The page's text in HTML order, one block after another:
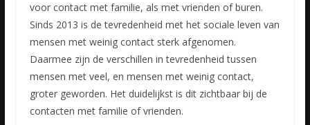
voor contact met familie, als met vrienden of buren.
Sinds 2013 is de tevredenheid met het sociale leven van
mensen met weinig contact sterk afgenomen.
Daarmee zijn de verschillen in tevredenheid tussen
mensen met veel, en mensen met weinig contact,
groter geworden. Het duidelijkst is dit zichtbaar bij de
contacten met familie of vrienden.